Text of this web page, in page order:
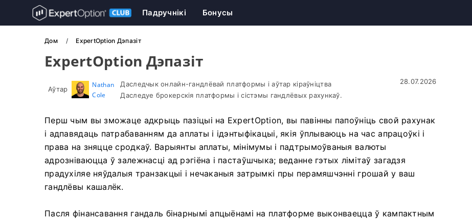
Падручнікі Бонусы
Дом ExpertOption Дэпазіт
ExpertOption Дэпазіт
Аўтар
Nathan
Cole
Даследчык онлайн-гандлёвай платформы і аўтар кіраўніцтва
Даследуе брокерскія платформы і сістэмы гандлёвых рахункаў.
28.07.2026
Перш чым вы зможаце адкрыць пазіцыі на ExpertOption, вы павінны папоўніць свой рахунак
і адпавядаць патрабаванням да аплаты і ідэнтыфікацыі, якія ўплываюць на час апрацоўкі і
права на зняцце сродкаў. Варыянты аплаты, мінімумы і падтрымоўваныя валюты
адрозніваюцца ў залежнасці ад рэгіёна і пастаўшчыка; веданне гэтых лімітаў загадзя
прадухіляе няўдалыя транзакцыі і нечаканыя затрымкі пры перамяшчэнні грошай у ваш
гандлёвы кашалёк.
Пасля фінансавання гандаль бінарнымі апцыёнамі на платформе выконваецца ў кампактным